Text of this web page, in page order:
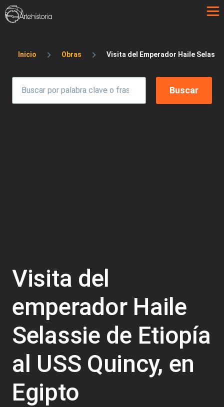
Pasar al contenido principal
Sobrescribir enlaces de ayuda a la
Inicio Obras Visita del Emperador Haile
Visita del
emperador Haile
Selassie de Etiopía
al USS Quincy, en
Egipto